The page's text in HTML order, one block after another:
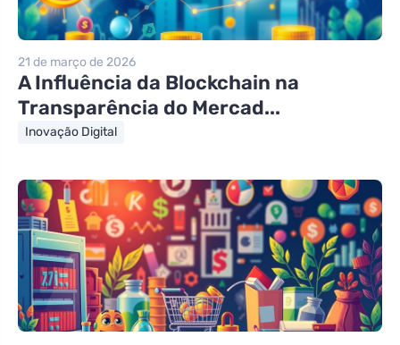
21 de março de 2026
A Influência da Blockchain na
Transparência do Mercad...
Inovação Digital